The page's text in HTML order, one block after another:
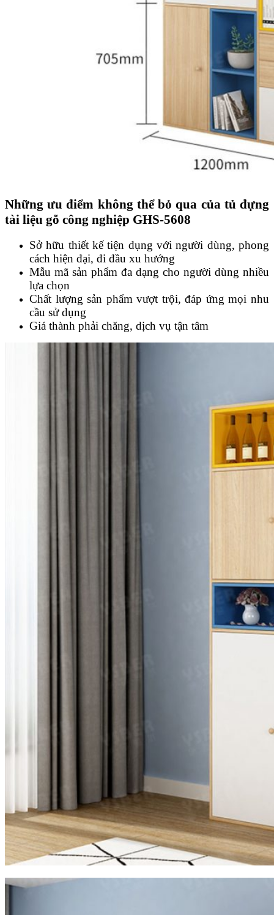
Những ưu điểm không thể bỏ qua của tủ đựng
tài liệu gỗ công nghiệp GHS-5608
Sở hữu thiết kế tiện dụng với người dùng, phong
cách hiện đại, đi đầu xu hướng
Mẫu mã sản phẩm đa dạng cho người dùng nhiều
lựa chọn
Chất lượng sản phẩm vượt trội, đáp ứng mọi nhu
cầu sử dụng
Giá thành phải chăng, dịch vụ tận tâm